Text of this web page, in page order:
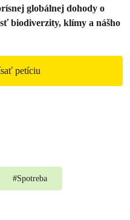
globálnej dohody o
biodiverzity, klímy a nášho
petíciu
#Spotreba